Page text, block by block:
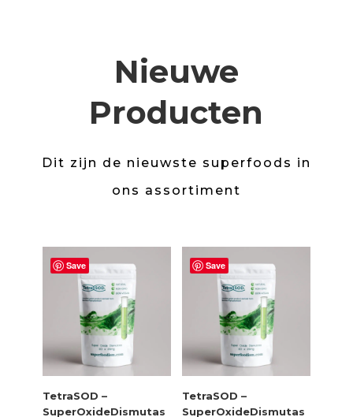
Nieuwe
Producten
Dit zijn de nieuwste superfoods in
ons assortiment
Save
TetraSOD –
SuperOxideDismutas
Save
TetraSOD –
SuperOxideDismutas